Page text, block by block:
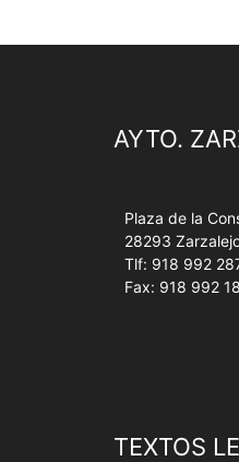
AYTO.
Plaza de la
28293
Tlf: 918 992
Fax: 918 992
TEXTOS